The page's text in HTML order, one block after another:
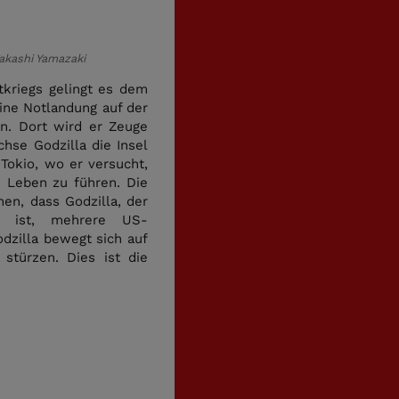
Yamazaki
gelingt es dem
Notlandung auf der
Dort wird er Zeuge
Godzilla die Insel
wo er versucht,
Leben zu führen. Die
dass Godzilla, der
ist, mehrere US-
bewegt sich auf
Dies ist die